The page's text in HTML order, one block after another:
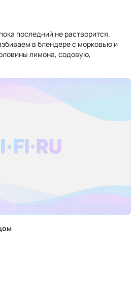
последний не растворится.
в блендере с морковью и
лимона, содовую,